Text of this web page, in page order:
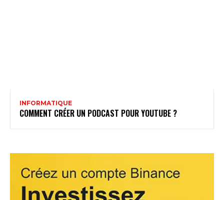
INFORMATIQUE
COMMENT CRÉER UN PODCAST POUR YOUTUBE ?